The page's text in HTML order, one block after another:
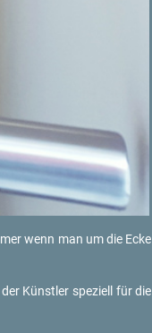
wenn man um die Ecke
Künst­ler spe­zi­ell für die